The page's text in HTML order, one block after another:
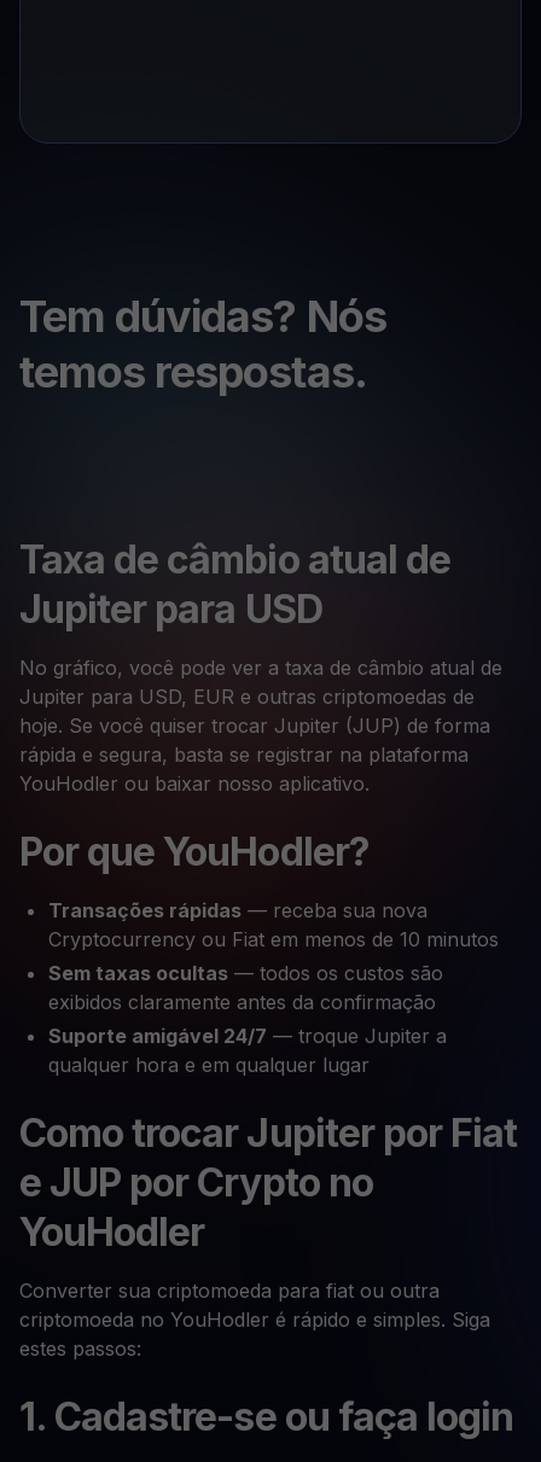
Tem dúvidas? Nós
temos respostas.
Taxa de câmbio atual de
Jupiter para USD
No gráfico, você pode ver a taxa de câmbio atual de
Jupiter para USD, EUR e outras criptomoedas de
hoje. Se você quiser trocar Jupiter (JUP) de forma
rápida e segura, basta se registrar na plataforma
YouHodler ou baixar nosso aplicativo.
Por que YouHodler?
Transações rápidas — receba sua nova
Cryptocurrency ou Fiat em menos de 10 minutos
Sem taxas ocultas — todos os custos são
exibidos claramente antes da confirmação
Suporte amigável 24/7 — troque Jupiter a
qualquer hora e em qualquer lugar
Como trocar Jupiter por Fiat
e JUP por Crypto no
YouHodler
Converter sua criptomoeda para fiat ou outra
criptomoeda no YouHodler é rápido e simples. Siga
estes passos:
1. Cadastre-se ou faça login